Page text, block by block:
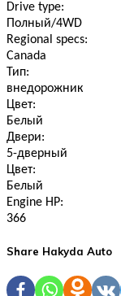
Drive type:
Полный/4WD
Regional specs:
Canada
Тип:
внедорожник
Цвет:
Белый
Двери:
5-дверный
Цвет:
Белый
Engine HP:
366
Share Hakyda Auto